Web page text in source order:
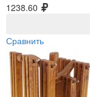
1238.60
Сравнить